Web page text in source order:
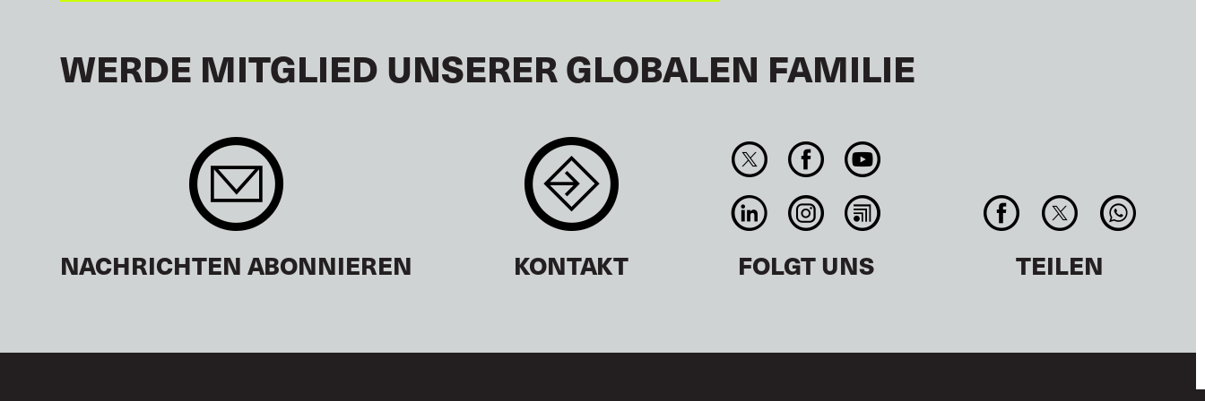
WERDE MITGLIED UNSERER GLOBALEN FAMILIE
NACHRICHTEN ABONNIEREN KONTAKT FOLGT UNS TEILEN